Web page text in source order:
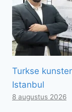
Turkse
Istanbul
8 augustus 2026